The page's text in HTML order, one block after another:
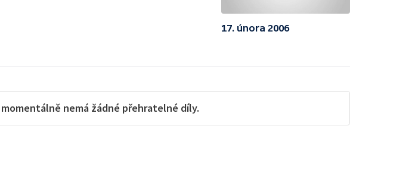
17. února 2006
nemá žádné přehratelné díly.